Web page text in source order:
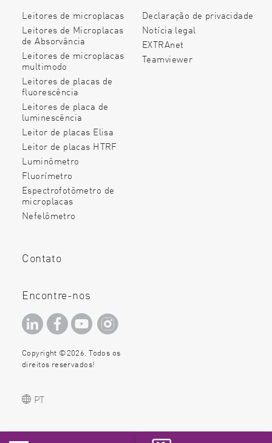
PT
EN
ES
Leitores de microplacas
Leitores de Microplacas
de Absorvância
Leitores de microplacas
multimodo
Leitores de placas de
fluorescência
Leitores de placa de
luminescência
Leitor de placas Elisa
Leitor de placas HTRF
Luminômetro
Fluorímetro
Espectrofotômetro de
microplacas
Nefelômetro
Declaração de privacidade
Notícia legal
EXTRAnet
Teamviewer
Contato
Encontre-nos
Copyright ©2026. Todos os
direitos reservados!